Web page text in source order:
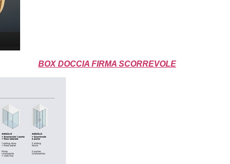
BOX DOCCIA FIRMA SCORREVOLE